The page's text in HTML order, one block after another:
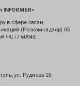
в сфере связи,
(Роскомнадзор) 05
ФС77-60943.
ул. Руднева 26.